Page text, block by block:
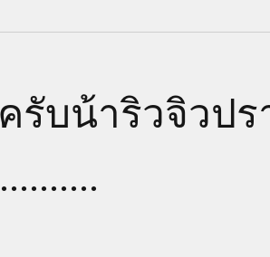
รับน้าริวจิวปร